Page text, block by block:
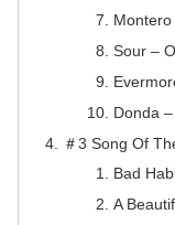
Sour –
Donda
＃3 Song Of
Bad
A